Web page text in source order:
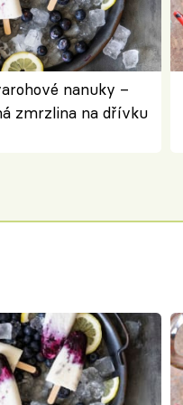
nanuky –
zmrzlina na dřívku